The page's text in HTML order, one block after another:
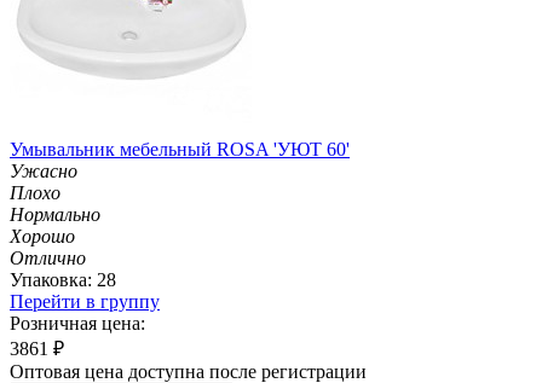
Умывальник мебельный ROSA 'УЮТ 60'
Ужасно
Плохо
Нормально
Хорошо
Отлично
Упаковка: 28
Перейти в группу
Розничная цена:
3861 ₽
Оптовая цена доступна после регистрации